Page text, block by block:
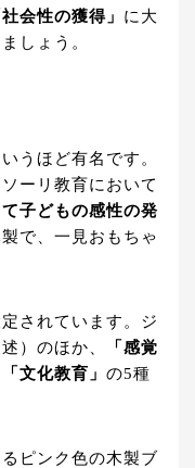
会性の獲得」 に大
しょう。
うほど有名です。
ーリ教育において
子どもの感性の発
で、一見おもちゃ
されています。ジ
述）のほか、
「感覚
文化教育」 の5種
ピンク色の木製ブ